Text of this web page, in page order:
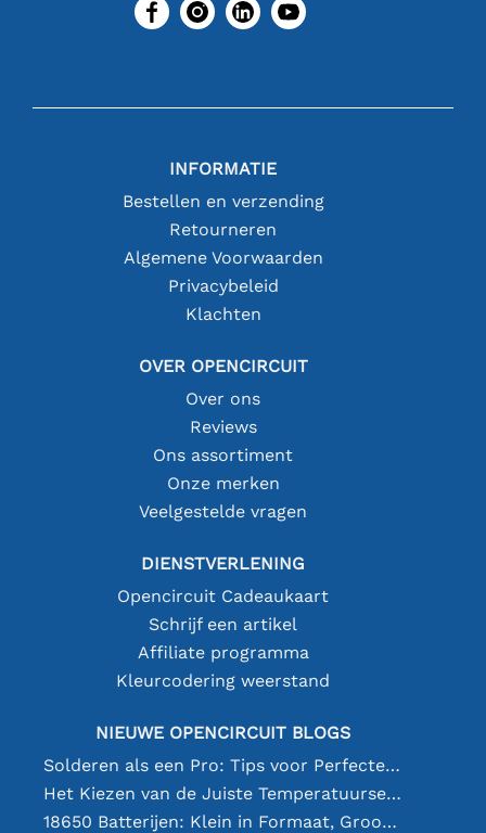
INFORMATIE
Bestellen en verzending
Retourneren
Algemene Voorwaarden
Privacybeleid
Klachten
OVER OPENCIRCUIT
Over ons
Reviews
Ons assortiment
Onze merken
Veelgestelde vragen
DIENSTVERLENING
Opencircuit Cadeaukaart
Schrijf een artikel
Affiliate programma
Kleurcodering weerstand
NIEUWE OPENCIRCUIT BLOGS
Solderen als een Pro: Tips voor Perfecte Elektronische Verbindingen
Het Kiezen van de Juiste Temperatuursensor [youtube]
18650 Batterijen: Klein in Formaat, Groot in Prestatie